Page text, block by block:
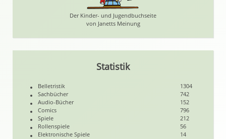
Der Kinder- und Jugendbuchseite
von Janetts Meinung
Statistik
Belletristik
1304
Sachbücher
742
Audio-Bücher
152
Comics
796
Spiele
212
Rollenspiele
56
Elektronische Spiele
14